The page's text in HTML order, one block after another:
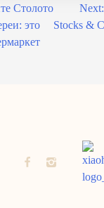
Столото
это
Next:
Stocks &